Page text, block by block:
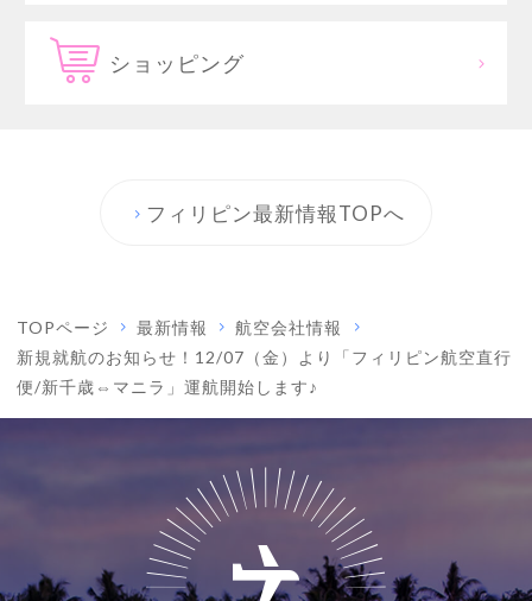
ショッピング
フィリピン最新情報TOPへ
TOPページ 最新情報
航空会社情報
新規就航のお知らせ！12/07（金）より「フィリピン航空直行
便/新千歳⇔マニラ」運航開始します♪